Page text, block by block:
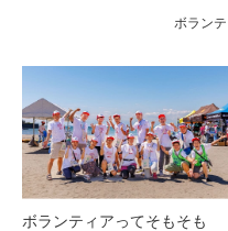
ボラン
ボランティアってそもそも